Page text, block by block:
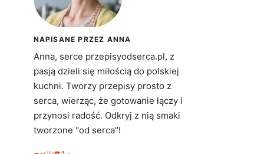
NAPISANE PRZEZ ANNA
Anna, serce przepisyodserca.pl, z
pasją dzieli się miłością do polskiej
kuchni. Tworzy przepisy prosto z
serca, wierząc, że gotowanie łączy i
przynosi radość. Odkryj z nią smaki
tworzone "od serca"!